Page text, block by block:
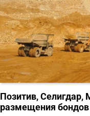
Позитив,
размещения